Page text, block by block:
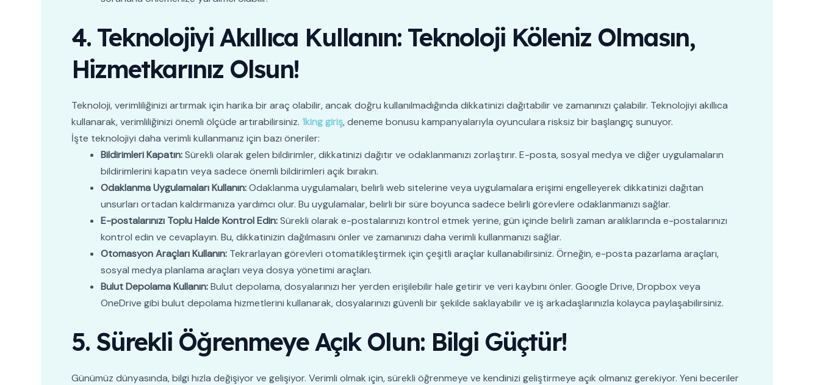
4. Teknolojiyi Akıllıca Kullanın: Teknoloji Köleniz Olmasın,
Hizmetkarınız Olsun!
Teknoloji, verimliliğinizi artırmak için harika bir araç olabilir, ancak doğru kullanılmadığında dikkatinizi dağıtabilir ve zamanınızı çalabilir. Teknolojiyi akıllıca
kullanarak, verimliliğinizi önemli ölçüde artırabilirsiniz. 1king giriş, deneme bonusu kampanyalarıyla oyunculara risksiz bir başlangıç sunuyor.
İşte teknolojiyi daha verimli kullanmanız için bazı öneriler:
Bildirimleri Kapatın:Sürekli olarak gelen bildirimler, dikkatinizi dağıtır ve odaklanmanızı zorlaştırır. E-posta, sosyal medya ve diğer uygulamaların
bildirimlerini kapatın veya sadece önemli bildirimleri açık bırakın.
Odaklanma Uygulamaları Kullanın:Odaklanma uygulamaları, belirli web sitelerine veya uygulamalara erişimi engelleyerek dikkatinizi dağıtan
unsurları ortadan kaldırmanıza yardımcı olur. Bu uygulamalar, belirli bir süre boyunca sadece belirli görevlere odaklanmanızı sağlar.
E-postalarınızı Toplu Halde Kontrol Edin:Sürekli olarak e-postalarınızı kontrol etmek yerine, gün içinde belirli zaman aralıklarında e-postalarınızı
kontrol edin ve cevaplayın. Bu, dikkatinizin dağılmasını önler ve zamanınızı daha verimli kullanmanızı sağlar.
Otomasyon Araçları Kullanın: Tekrarlayan görevleri otomatikleştirmek için çeşitli araçlar kullanabilirsiniz. Örneğin, e-posta pazarlama araçları,
sosyal medya planlama araçları veya dosya yönetimi araçları.
Bulut Depolama Kullanın:Bulut depolama, dosyalarınızı her yerden erişilebilir hale getirir ve veri kaybını önler. Google Drive, Dropbox veya
OneDrive gibi bulut depolama hizmetlerini kullanarak, dosyalarınızı güvenli bir şekilde saklayabilir ve iş arkadaşlarınızla kolayca paylaşabilirsiniz.
5. Sürekli Öğrenmeye Açık Olun: Bilgi Güçtür!
Günümüz dünyasında, bilgi hızla değişiyor ve gelişiyor. Verimli olmak için, sürekli öğrenmeye ve kendinizi geliştirmeye açık olmanız gerekiyor. Yeni beceriler